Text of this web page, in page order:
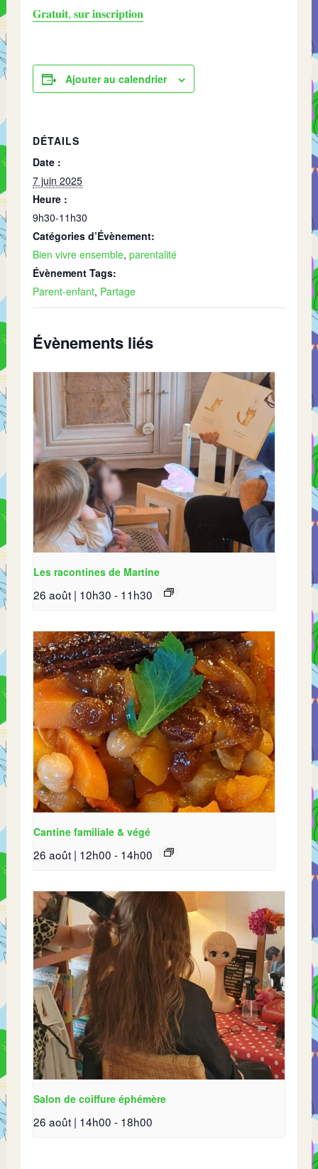
𝐆𝐫𝐚𝐭𝐮𝐢𝐭, 𝐬𝐮𝐫 𝐢𝐧𝐬𝐜𝐫𝐢𝐩𝐭𝐢𝐨𝐧
Ajouter au calendrier
DÉTAILS
Date :
7 juin 2025
Heure :
9h30-11h30
Catégories d’Évènement:
Bien vivre ensemble,parentalité
Évènement Tags:
Parent-enfant, Partage
Évènements liés
Les racontines de Martine
26 août | 10h30 - 11h30
Cantine familiale & végé
26 août | 12h00 - 14h00
Salon de coiffure éphémère
26 août | 14h00 - 18h00